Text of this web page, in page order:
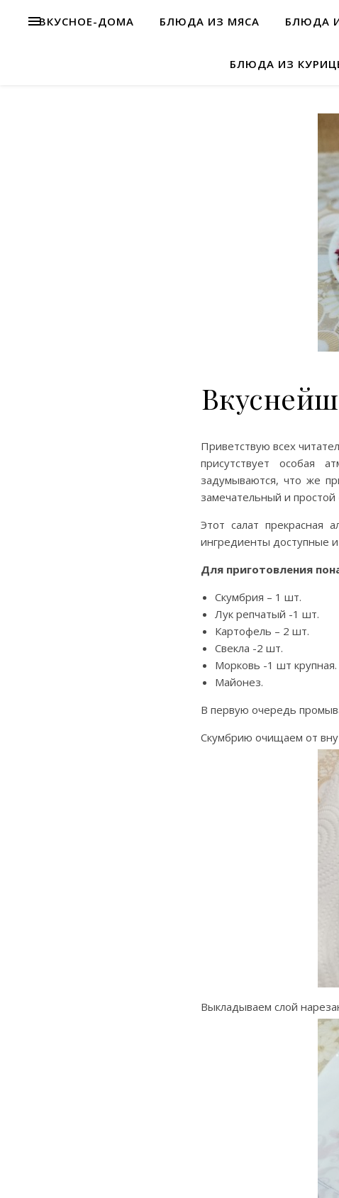
ВКУСНОЕ-ДОМА БЛЮДА ИЗ МЯСА БЛЮДА
БЛЮДА ИЗ
Приветствую всех
присутствует особая
задумываются, что же
замечательный и простой
Этот салат прекрасная
ингредиенты доступные
Для приготовления
Скумбрия – 1 шт.
Лук репчатый -1 шт.
Картофель – 2 шт.
Свекла -2 шт.
Морковь -1 шт крупная.
Майонез.
В первую очередь
Скумбрию очищаем от
Выкладываем слой